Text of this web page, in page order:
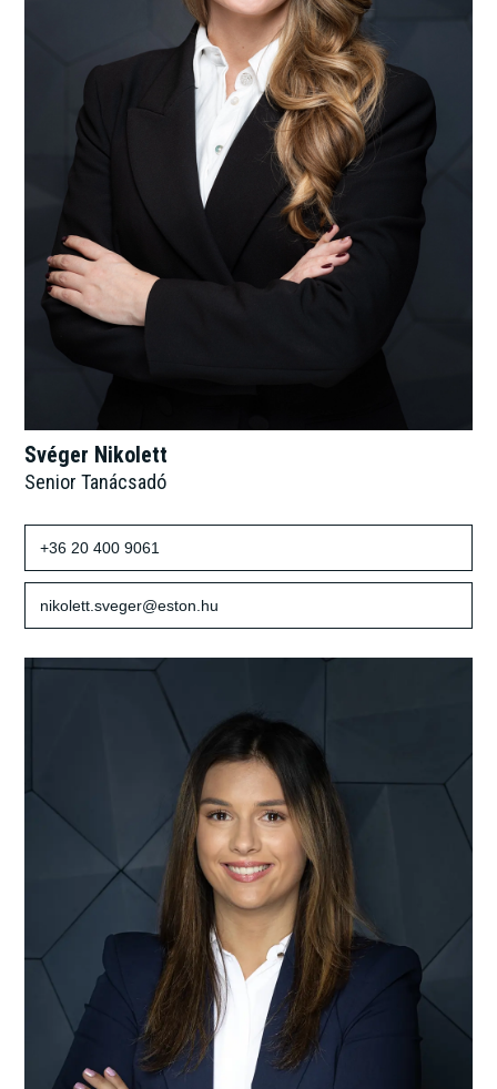
Svéger Nikolett
Senior Tanácsadó
+36 20 400 9061
nikolett.sveger@eston.hu